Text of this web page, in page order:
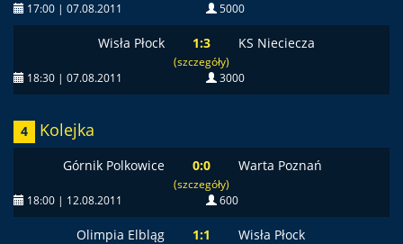
17:00 | 07.08.2011 5000
Wisła Płock 1:3
(szczegóły)
KS Nieciecza
18:30 | 07.08.2011 3000
4 Kolejka
Górnik Polkowice 0:0
(szczegóły)
Warta Poznań
18:00 | 12.08.2011 600
Olimpia Elbląg 1:1 Wisła Płock